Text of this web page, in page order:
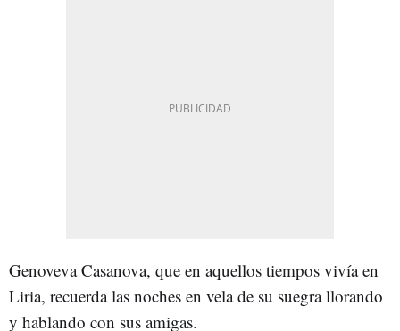
Genoveva Casanova, que en aquellos tiempos vivía en
Liria, recuerda las noches en vela de su suegra llorando
y hablando con sus amigas.